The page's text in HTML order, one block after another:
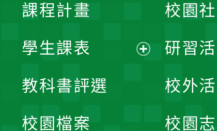
課程計畫
學生課表
教科書評選
校園檔案
校園
研習
校外
校園